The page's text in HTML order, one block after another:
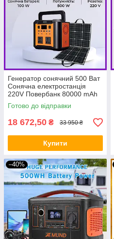
Генератор сонячний 500 Ват
Сонячна електростанція
220V Повербанк 80000 mAh
+ сонячна панель 100 ват
BIO
Готово до відправки
18 672,50 ₴ 33 950 ₴
Купити
–40%